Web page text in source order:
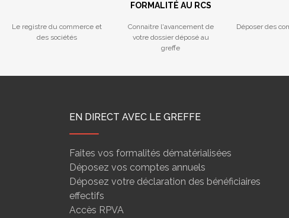
Le registre du commerce et
des sociétés
FORMALITÉ AU RCS
Connaitre l'avancement de
votre dossier déposé au
greffe
Déposer des
EN DIRECT AVEC LE GREFFE
Faites vos formalités dématérialisées
Déposez vos comptes annuels
Déposez votre déclaration des bénéficiaires
effectifs
Accès RPVA